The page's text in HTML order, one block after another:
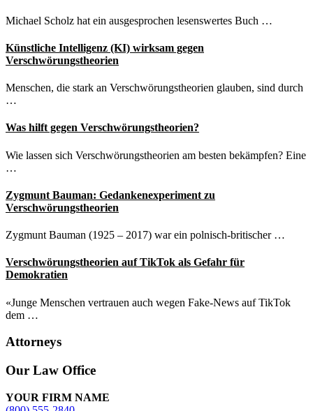
Michael Scholz hat ein ausgesprochen lesenswertes Buch …
Künstliche Intelligenz (KI) wirksam gegen
Verschwörungstheorien
Menschen, die stark an Verschwörungstheorien glauben, sind durch
…
Was hilft gegen Verschwörungstheorien?
Wie lassen sich Verschwörungstheorien am besten bekämpfen? Eine
…
Zygmunt Bauman: Gedankenexperiment zu
Verschwörungstheorien
Zygmunt Bauman (1925 – 2017) war ein polnisch-britischer …
Verschwörungstheorien auf TikTok als Gefahr für
Demokratien
«Junge Menschen vertrauen auch wegen Fake-News auf TikTok
dem …
Attorneys
Site
Footer
Our Law Office
YOUR FIRM NAME